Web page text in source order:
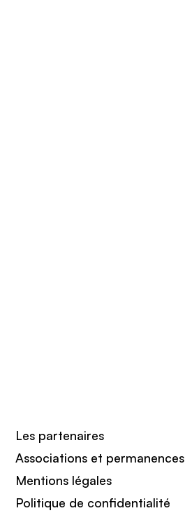
Les partenaires
Associations et permanences
Mentions légales
Politique de confidentialité